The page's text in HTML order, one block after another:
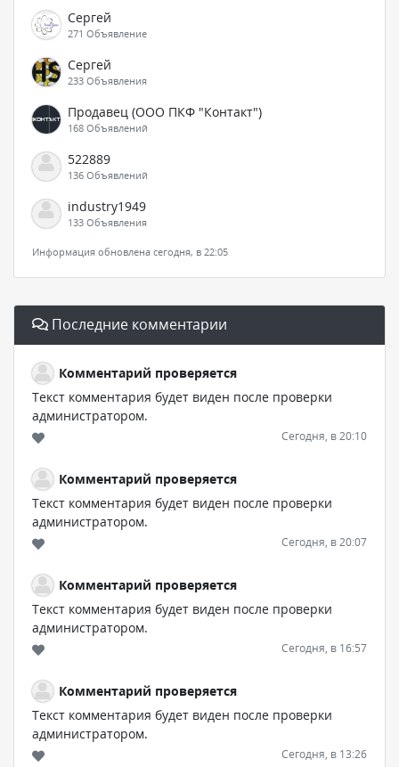
Сергей
271 Объявление
Сергей
233 Объявления
Продавец (ООО ПКФ "Контакт")
168 Объявлений
522889
136 Объявлений
industry1949
133 Объявления
Информация обновлена сегодня, в 22:05
Последние комментарии
Комментарий проверяется
Текст комментария будет виден после проверки
администратором.
Сегодня, в 20:10
Комментарий проверяется
Текст комментария будет виден после проверки
администратором.
Сегодня, в 20:07
Комментарий проверяется
Текст комментария будет виден после проверки
администратором.
Сегодня, в 16:57
Комментарий проверяется
Текст комментария будет виден после проверки
администратором.
Сегодня, в 13:26